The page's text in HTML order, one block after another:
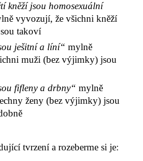
kněží jsou homosexuální
vyvozují, že všichni kněží
takoví
ješitní a líní“ mylně
muži (bez výjimky) jsou
fifleny a drbny“ mylně
ženy (bez výjimky) jsou
tvrzení a rozeberme si je: